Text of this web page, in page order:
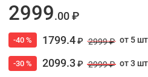
2999.00 ₽
-40 % 1799.4₽ 2999 ₽ от 5 шт
-30 % 2099.3₽ 2999 ₽ от 3 шт